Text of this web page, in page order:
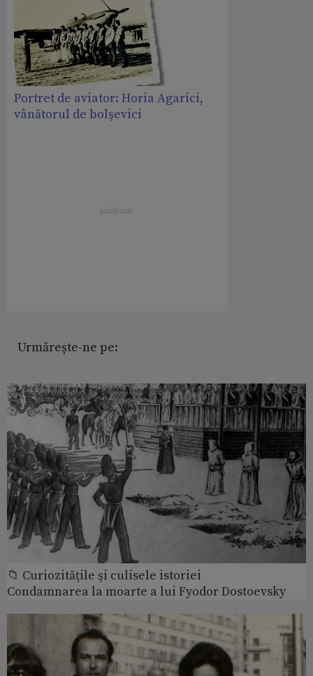
Portret de aviator: Horia Agarici,
vânătorul de bolşevici
Urmărește-ne pe:
📁 Curiozităţile şi culisele istoriei
Condamnarea la moarte a lui Fyodor Dostoevsky